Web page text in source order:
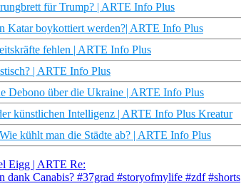
für Trump? | ARTE Info Plus
Katar boykottiert werden?| ARTE Info Plus
fehlen | ARTE Info Plus
| ARTE Info Plus
Debono über die Ukraine | ARTE Info Plus
künstlichen Intelligenz | ARTE Info Plus Kreatur
kühlt man die Städte ab? | ARTE Info Plus
Eigg | ARTE Re:
dank Canabis? #37grad #storyofmylife #zdf #shorts